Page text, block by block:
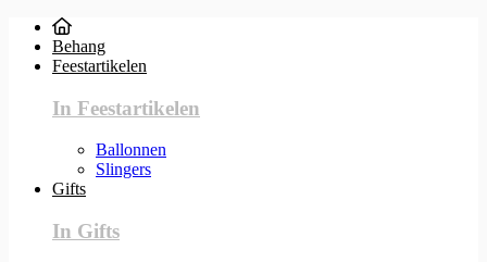
Behang
Feestartikelen
In Feestartikelen
Ballonnen
Slingers
Gifts
In Gifts